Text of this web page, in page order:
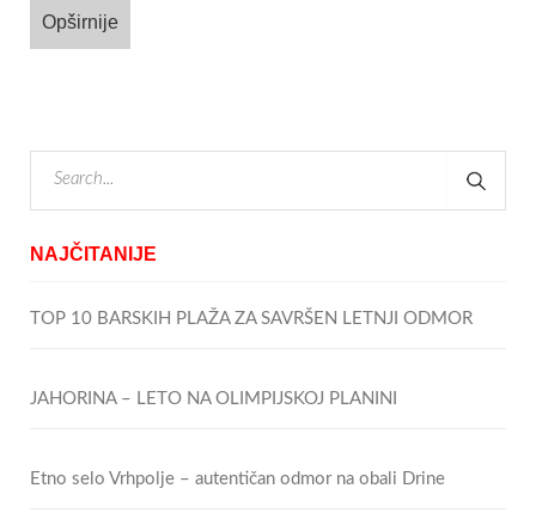
Opširnije
NAJČITANIJE
TOP 10 BARSKIH PLAŽA ZA SAVRŠEN LETNJI ODMOR
JAHORINA – LETO NA OLIMPIJSKOJ PLANINI
Etno selo Vrhpolje – autentičan odmor na obali Drine